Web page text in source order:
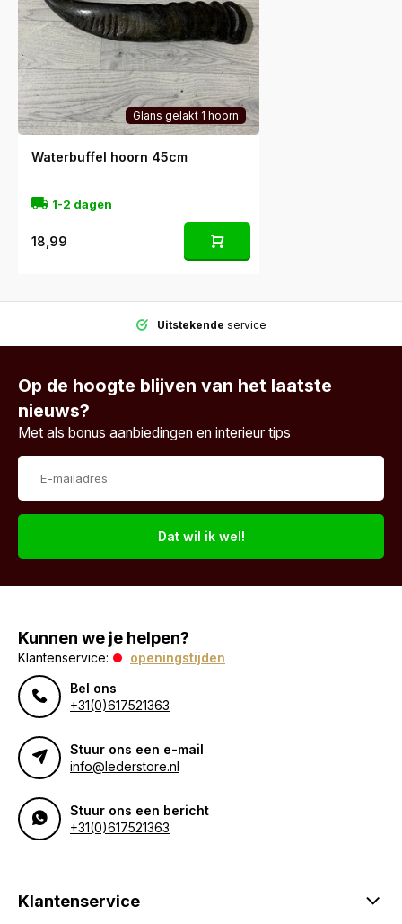
Glans gelakt 1 hoorn
Waterbuffel hoorn 45cm
1-2 dagen
18,99
Uitstekende service
Op de hoogte blijven van het laatste
nieuws?
Met als bonus aanbiedingen en interieur tips
Dat wil ik wel!
Kunnen we je helpen?
Klantenservice:
openingstijden
Bel ons
+31(0)617521363
Stuur ons een e-mail
info@lederstore.nl
Stuur ons een bericht
+31(0)617521363
Klantenservice